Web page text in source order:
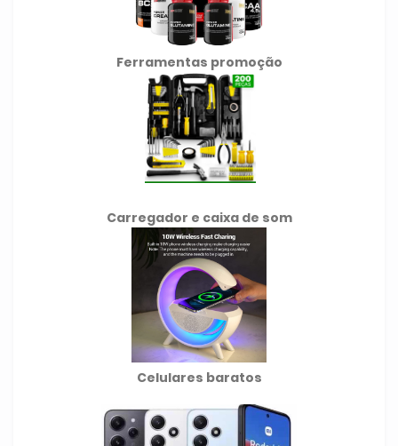
Ferramentas promoção
Carregador e caixa de som
Celulares baratos